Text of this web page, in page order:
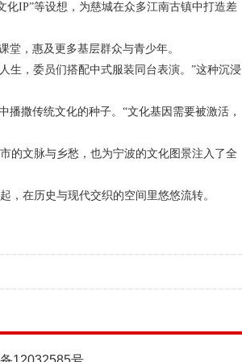
化IP”等设想，为慈城在众多江南古镇中打造差
堂，惠及更多基层群众与青少年。
生，委员们搭配中式服装同台表演。”这种沉浸
撒传统文化的种子。“文化基因需要被激活，
的文脉与乡愁，也为宁波的文化图景注入了全
，在历史与现代交织的空间里悠悠流转。